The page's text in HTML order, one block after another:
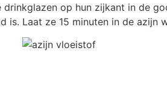
op hun zijkant in de
Laat ze 15 minuten in de azijn